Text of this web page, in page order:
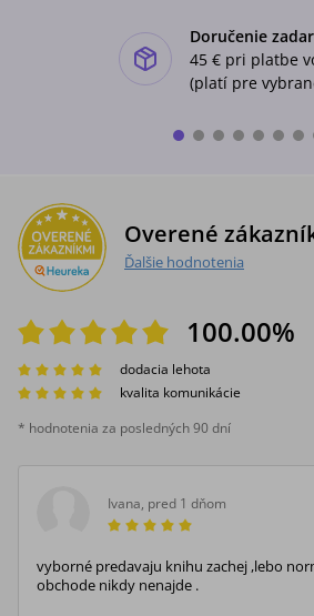
Doručenie
45 € pri platbe
(platí pre
Overené
Ďalšie hodnotenia
100.00%
dodacia lehota
kvalita komunikácie
* hodnotenia za posledných 90 dní
Ivana, pred 1 dňom
vyborné predavaju knihu zachej ,lebo
obchode nikdy nenajde .